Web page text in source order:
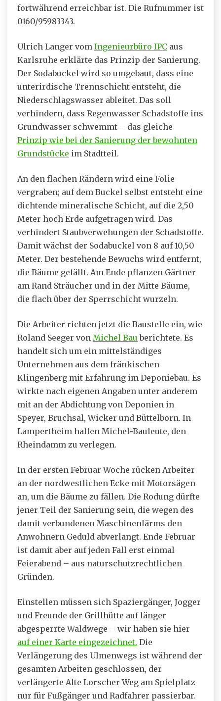
fortwährend erreichbar ist. Die Rufnummer ist
0160/95983343.
Ulrich Langer vom Ingenieurbüro IPC aus
Karlsruhe erklärte das Prinzip der Sanierung.
Der Sodabuckel wird so umgebaut, dass eine
unterirdische Trennschicht entsteht, die
Niederschlagswasser ableitet. Das soll
verhindern, dass Regenwasser Schadstoffe ins
Grundwasser schwemmt – das gleiche
Prinzip wie bei der Sanierung der bewohnten
Grundstücke im Stadtteil.
An den flachen Rändern wird eine Folie
vergraben; auf dem Buckel selbst entsteht eine
dichtende mineralische Schicht, auf die 2,50
Meter hoch Erde aufgetragen wird. Das
verhindert Staubverwehungen der Schadstoffe.
Damit wächst der Sodabuckel von 8 auf 10,50
Meter. Der bestehende Bewuchs wird entfernt,
die Bäume gefällt. Am Ende pflanzen Gärtner
am Rand Sträucher und in der Mitte Bäume,
die flach über der Sperrschicht wurzeln.
Die Arbeiter richten jetzt die Baustelle ein, wie
Roland Seeger von Michel Bau berichtete. Es
handelt sich um ein mittelständiges
Unternehmen aus dem fränkischen
Klingenberg mit Erfahrung im Deponiebau. Es
wirkte nach eigenen Angaben unter anderem
mit an der Abdichtung von Deponien in
Speyer, Bruchsal, Wicker und Büttelborn. In
Lampertheim halfen Michel-Bauleute, den
Rheindamm zu verlegen.
In der ersten Februar-Woche rücken Arbeiter
an der nordwestlichen Ecke mit Motorsägen
an, um die Bäume zu fällen. Die Rodung dürfte
jener Teil der Sanierung sein, die wegen des
damit verbundenen Maschinenlärms den
Anwohnern Geduld abverlangt. Ende Februar
ist damit aber auf jeden Fall erst einmal
Feierabend – aus naturschutzrechtlichen
Gründen.
Einstellen müssen sich Spaziergänger, Jogger
und Freunde der Grillhütte auf länger
abgesperrte Waldwege – wir haben sie hier
auf einer Karte eingezeichnet. Die
Verlängerung des Ulmenwegs ist während der
gesamten Arbeiten geschlossen, der
verlängerte Alte Lorscher Weg am Spielplatz
nur für Fußgänger und Radfahrer passierbar.